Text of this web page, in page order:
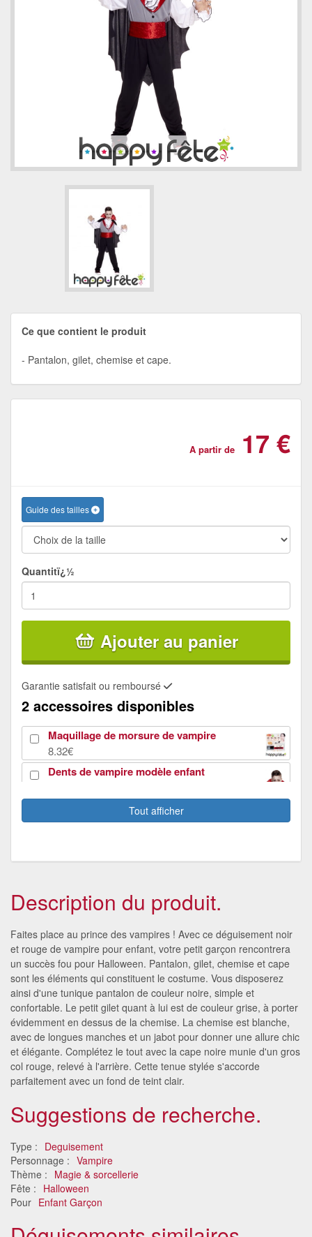
Ce que contient le produit
Pantalon, gilet, chemise et cape.
A partir de 17 €
Guide des tailles
Quantitï¿½
Ajouter au panier
Garantie satisfait ou remboursé
2 accessoires disponibles
Maquillage de morsure de vampire
8.32€
Dents de vampire modèle enfant
Tout afficher
Description du produit.
Faites place au prince des vampires ! Avec ce déguisement noir
et rouge de vampire pour enfant, votre petit garçon rencontrera
un succès fou pour Halloween. Pantalon, gilet, chemise et cape
sont les éléments qui constituent le costume. Vous disposerez
ainsi d'une tunique pantalon de couleur noire, simple et
confortable. Le petit gilet quant à lui est de couleur grise, à porter
évidemment en dessus de la chemise. La chemise est blanche,
avec de longues manches et un jabot pour donner une allure chic
et élégante. Complétez le tout avec la cape noire munie d'un gros
col rouge, relevé à l'arrière. Cette tenue stylée s'accorde
parfaitement avec un fond de teint clair.
Suggestions de recherche.
Type : Deguisement
Personnage : Vampire
Thème : Magie & sorcellerie
Fête : Halloween
Pour Enfant Garçon